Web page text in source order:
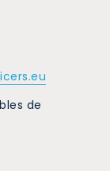
de